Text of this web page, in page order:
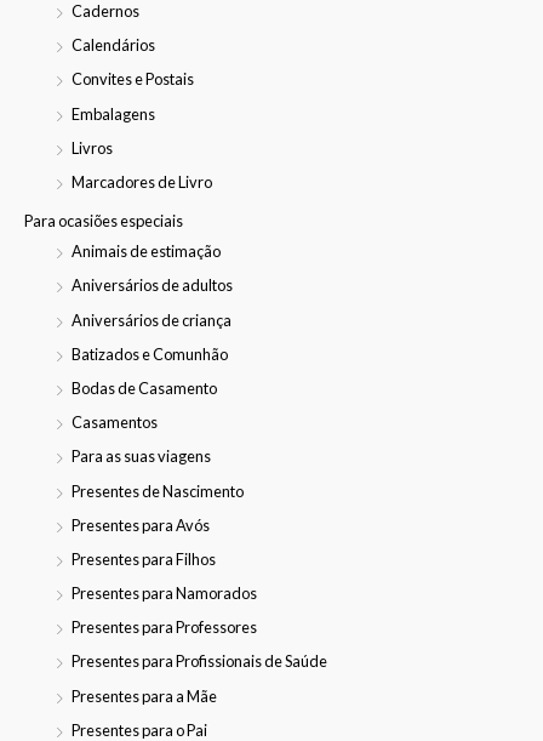
Cadernos
Calendários
Convites e Postais
Embalagens
Livros
Marcadores de Livro
Para ocasiões especiais
Animais de estimação
Aniversários de adultos
Aniversários de criança
Batizados e Comunhão
Bodas de Casamento
Casamentos
Para as suas viagens
Presentes de Nascimento
Presentes para Avós
Presentes para Filhos
Presentes para Namorados
Presentes para Professores
Presentes para Profissionais de Saúde
Presentes para a Mãe
Presentes para o Pai